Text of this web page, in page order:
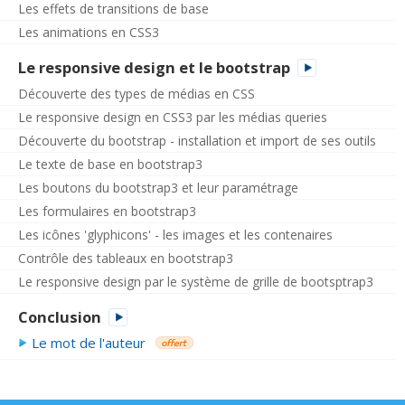
Les effets de transitions de base
Les animations en CSS3
Le responsive design et le bootstrap
Découverte des types de médias en CSS
Le responsive design en CSS3 par les médias queries
Découverte du bootstrap - installation et import de ses outils
Le texte de base en bootstrap3
Les boutons du bootstrap3 et leur paramétrage
Les formulaires en bootstrap3
Les icônes 'glyphicons' - les images et les contenaires
Contrôle des tableaux en bootstrap3
Le responsive design par le système de grille de bootsptrap3
Conclusion
Le mot de l'auteur